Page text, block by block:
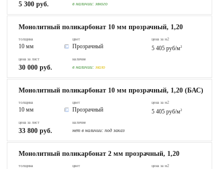
5 300 руб. в наличии: много
Монолитный поликарбонат 10 мм прозрачный, 1,20
толщина
10 мм
цвет
Прозрачный
цена за м2
5 405 руб/м2
цена за лист
30 000 руб.
наличие
в наличии: мало
Монолитный поликарбонат 10 мм прозрачный, 1,20 (БАС)
толщина
10 мм
цвет
Прозрачный
цена за м2
5 405 руб/м2
цена за лист
33 800 руб.
наличие
нет в наличии: под заказ
Монолитный поликарбонат 2 мм прозрачный, 1,20
толщина цвет цена за м2